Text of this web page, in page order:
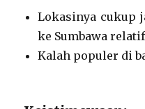
Lokasinya cukup
ke Sumbawa
Kalah populer di